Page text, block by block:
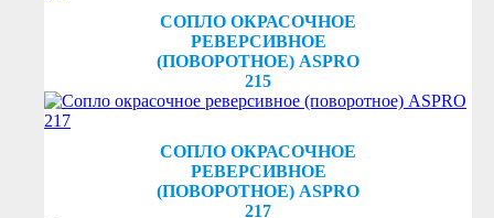
СОПЛО ОКРАСОЧНОЕ
РЕВЕРСИВНОЕ
(ПОВОРОТНОЕ) ASPRO
215
СОПЛО ОКРАСОЧНОЕ
РЕВЕРСИВНОЕ
(ПОВОРОТНОЕ) ASPRO
217